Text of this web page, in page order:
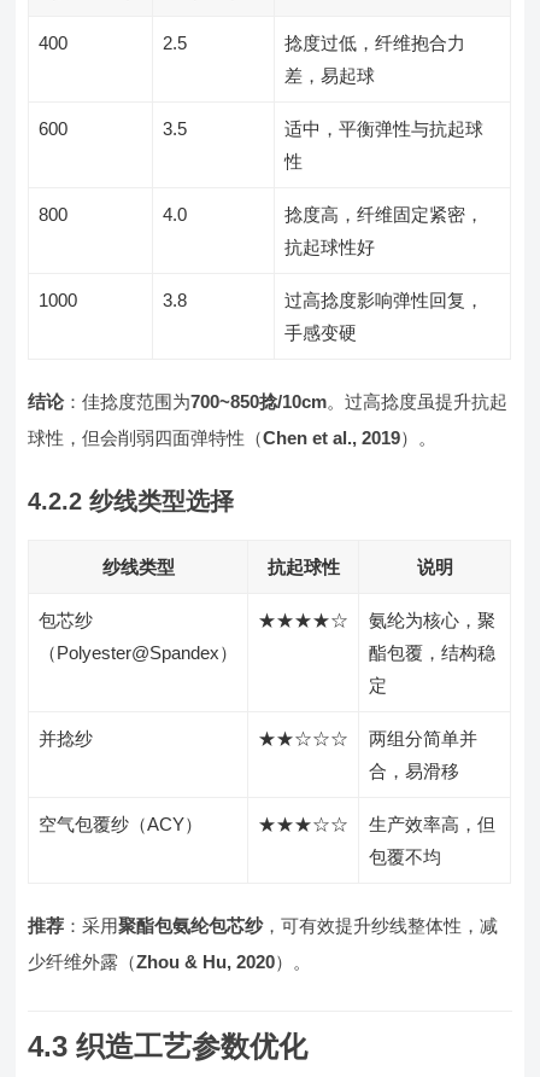
400 2.5
捻度过低，纤维抱合力
差，易起球
600 3.5
适中，平衡弹性与抗起球
性
800 4.0
捻度高，纤维固定紧密，
抗起球性好
1000 3.8
过高捻度影响弹性回复，
手感变硬
结论：佳捻度范围为700~850捻/10cm。过高捻度虽提升抗起
球性，但会削弱四面弹特性（Chen et al., 2019）。
4.2.2 纱线类型选择
纱线类型 抗起球性 说明
包芯纱
（Polyester@Spandex）
★★★★☆
氨纶为核心，聚
酯包覆，结构稳
定
并捻纱 ★★☆☆☆
两组分简单并
合，易滑移
空气包覆纱（ACY） ★★★☆☆
生产效率高，但
包覆不均
推荐 ：采用聚酯包氨纶包芯纱，可有效提升纱线整体性，减
少纤维外露（Zhou & Hu, 2020）。
4.3 织造工艺参数优化